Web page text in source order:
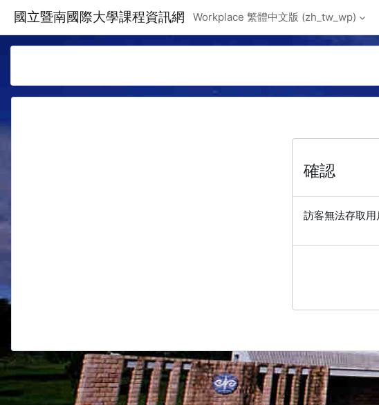
國立暨南國際大學課程資訊網 Workplace 繁體中文版 ‎(zh_tw_wp)‎
確認
訪客無法存取用